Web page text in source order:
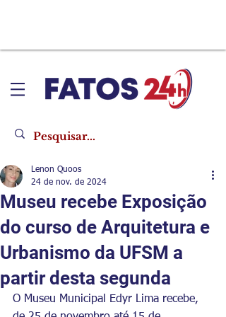
​Museu recebe Exposição
do curso de Arquitetura e
Urbanismo da UFSM a
partir desta segunda
Lenon Quoos
24 de nov. de 2024
O Museu Municipal Edyr Lima recebe,